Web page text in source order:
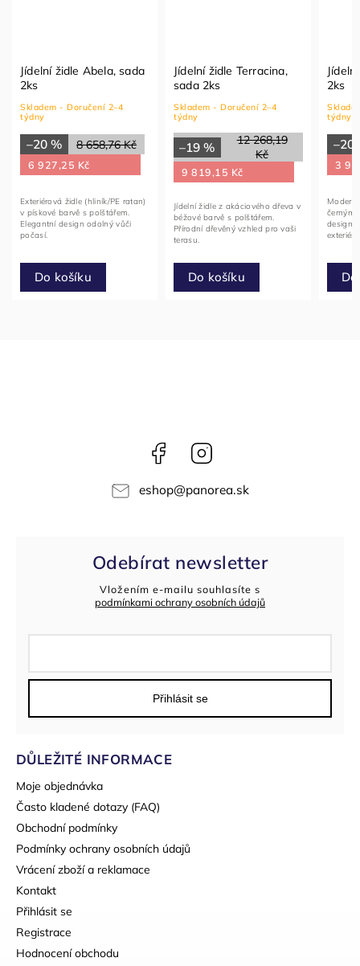
židle Abela, sada
- Doručení 2–4
8 658,76 Kč
–20 %
6 927,25 Kč
Do košíku
židle (hliník/PE ratan)
pískové barvě s polštářem.
design odolný vůči
Jídelní židle Terracina,
sada 2ks
Skladem - Doručení 2–4
týdny
12 268,19
–19 %
9 819,15 Kč
Do košíku
Jídelní židle z akáciového dřeva v
béžové barvě s polštářem.
Přírodní dřevěný vzhled pro vaši
terasu.
Jídelní
Skladem -
týdny
–20 %
3
Do
Moderní
černými
design
exteriéru.
Facebook
eshop@panorea.sk
Odebírat newsletter
Vložením e-mailu souhlasíte s
podmínkami ochrany osobních údajů
Přihlásit se
DŮLEŽITÉ INFORMACE
Moje objednávka
Často kladené dotazy (FAQ)
Obchodní podmínky
Podmínky ochrany osobních údajů
Vrácení zboží a reklamace
Kontakt
Přihlásit se
Registrace
Hodnocení obchodu